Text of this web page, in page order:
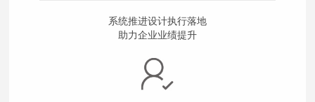
系统推进设计执行落地
助力企业业绩提升